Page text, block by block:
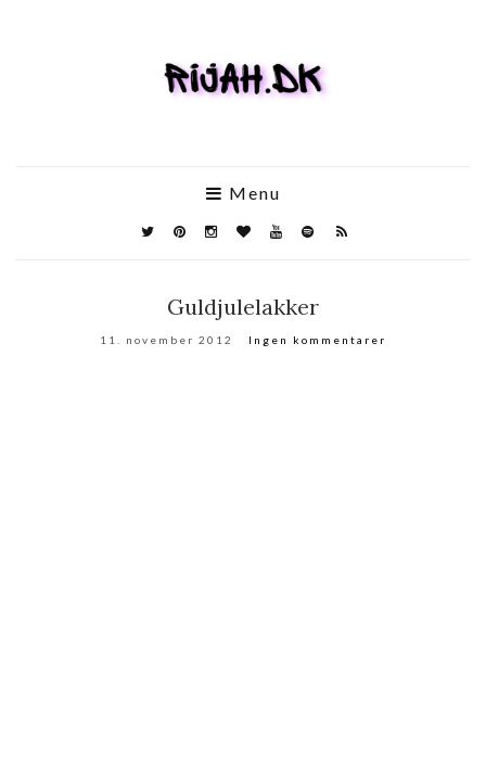
Menu
Guldjulelakker
11. november 2012 Ingen kommentarer